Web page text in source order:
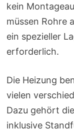
kein
müssen Rohre
ein spezieller
erforderlich.
Die Heizung
vielen
Dazu gehört
inklusive